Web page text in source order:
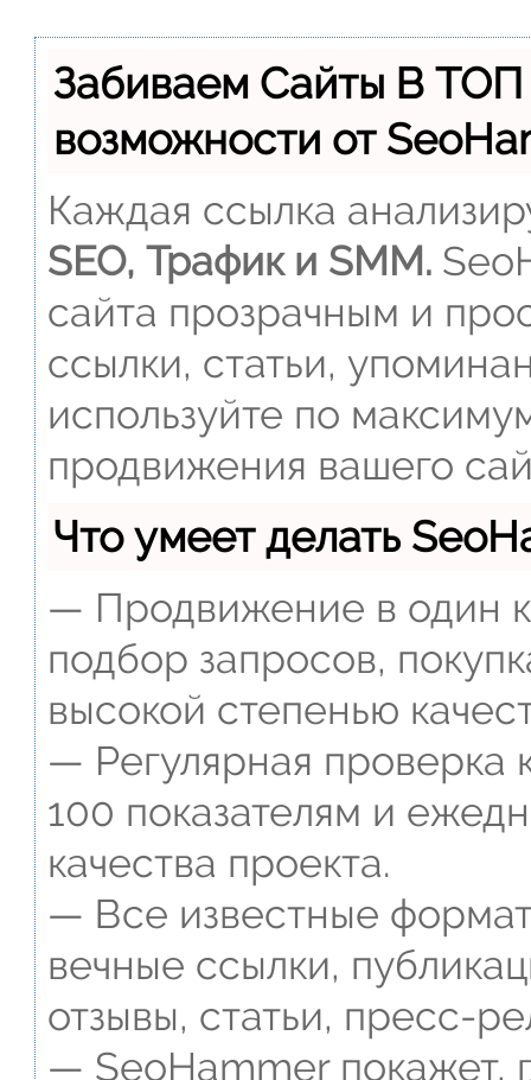
Забиваем Сайты В
возможности от
Каждая ссылка
SEO, Трафик и SMM.
сайта прозрачным и
ссылки, статьи,
используйте по
продвижения вашего
Что умеет делать
— Продвижение в один
подбор запросов,
высокой степенью
— Регулярная проверка
100 показателям и
качества проекта.
— Все известные
вечные ссылки,
отзывы, статьи, пресс-
— SeoHammer покажет,